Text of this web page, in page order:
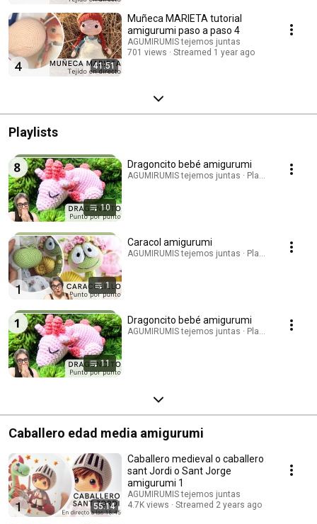
41:51
Muñeca MARIETA tutorial
amigurumi paso a paso 4
AGUMIRUMIS tejemos juntas
701 views
Streamed 1 year ago
Playlists
10
Dragoncito bebé amigurumi
AGUMIRUMIS tejemos juntas · Playlist
1
Caracol amigurumi
AGUMIRUMIS tejemos juntas · Playlist
11
Dragoncito bebé amigurumi
AGUMIRUMIS tejemos juntas · Playlist
Caballero edad media amigurumi
55:14
Caballero medieval o caballero
sant Jordi o Sant Jorge
amigurumi 1
AGUMIRUMIS tejemos juntas
4.7K views
Streamed 2 years ago